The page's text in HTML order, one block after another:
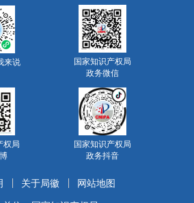
来说
国家知识产权局
政务微信
权局
国家知识产权局
政务抖音
关于局徽 网站地图